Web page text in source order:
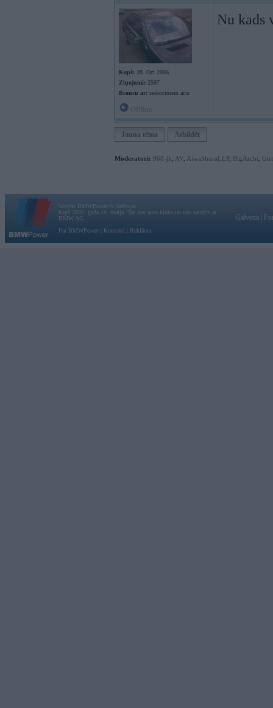
Kopš: 28. Oct 2006
Ziņojumi: 2597
Braucu ar: serkociniem acis
Nu kads
Jauna tēma Atbildēt
Moderatori: 968-jk AV AiwaShuraLLP, BigArchi
Vortāls BMWPower.lv darbojas
kopš 2002. gada 14. maija. Tas nav auto klubs un nav saistīts ar
BMW AG.
Par BMWPower
Kontakti Reklāma
Galvena